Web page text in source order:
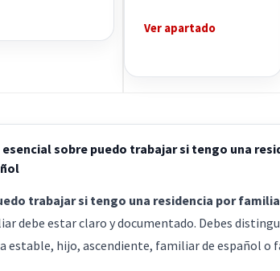
Ver apartado
esencial sobre puedo trabajar si tengo una
trabajar si tengo una residencia por
debe estar claro y documentado. Debes
estable, hijo, ascendiente, familiar de español o